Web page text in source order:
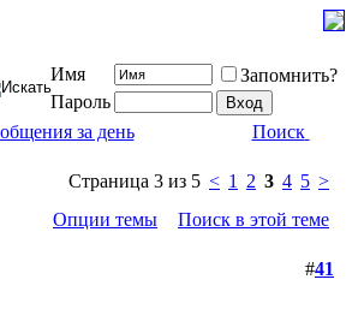
Имя
Запомнить?
Пароль
за день Поиск
Страница 3 из 5 < 1 2 3 4 5 >
Опции темы
Поиск в этой теме
#41